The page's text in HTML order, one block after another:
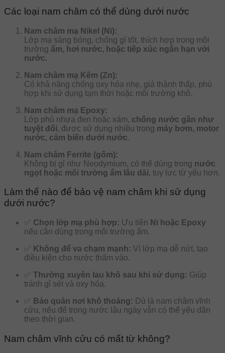
Các loại nam châm có thể dùng dưới nước
Nam châm mạ Nikel (Ni):
Lớp mạ sáng bóng, chống gỉ tốt, thích hợp trong môi
trường ẩm, hơi nước, hoặc tiếp xúc ngắn hạn với
nước.
Nam châm mạ Kẽm (Zn):
Có khả năng chống oxy hóa nhẹ, giá thành thấp, phù
hợp khi sử dụng tạm thời hoặc môi trường khô.
Nam châm mạ Epoxy:
Lớp phủ nhựa đen hoặc xám, chống nước gần như
tuyệt đối, được sử dụng nhiều trong máy bơm, motor
nước, cảm biến dưới nước.
Nam châm Ferrite (gốm):
Không bị gỉ như Neodymium, có thể dùng trong nước
ngọt hoặc môi trường ẩm lâu dài, tuy lực từ yếu hơn.
Làm thế nào để bảo vệ nam châm khi sử dụng
dưới nước?
Chọn lớp mạ phù hợp: Ưu tiên Ni hoặc Epoxy
nếu cần dùng trong môi trường ẩm.
Không để va chạm mạnh: Vì lớp mạ dễ nứt, tạo
điều kiện cho nước thấm vào.
Thường xuyên lau khô sau khi sử dụng: Giúp
tránh gỉ sét và oxy hóa.
Bảo quản nơi khô thoáng: Dù là nam châm vĩnh
cửu, nếu để trong nước lâu ngày vẫn có thể yếu dần
theo thời gian.
Nam châm vĩnh cửu có mất từ không?